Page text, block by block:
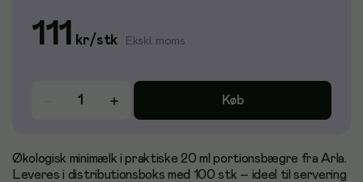
111 kr/stk Ekskl. moms
Køb
Økologisk minimælk i praktiske 20 ml portionsbægre fra Arla.
Leveres i distributionsboks med 100 stk – ideel til servering